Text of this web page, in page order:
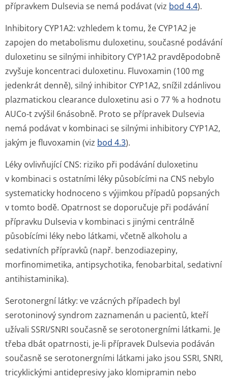
přípravkem Dulsevia se nemá podávat (viz bod 4.4).
Inhibitory CYP1A2: vzhledem k tomu, že CYP1A2 je
zapojen do metabolismu duloxetinu, současné podávání
duloxetinu se silnými inhibitory CYP1A2 pravděpodobně
zvyšuje koncentraci duloxetinu. Fluvoxamin (100 mg
jedenkrát denně), silný inhibitor CYP1A2, snížil zdánlivou
plazmatickou clearance duloxetinu asi o 77 % a hodnotu
AUCo-t zvýšil 6násobně. Proto se přípravek Dulsevia
nemá podávat v kombinaci se silnými inhibitory CYP1A2,
jakým je fluvoxamin (viz bod 4.3).
Léky ovlivňující CNS: riziko při podávání duloxetinu
v kombinaci s ostatními léky působícími na CNS nebylo
systematicky hodnoceno s výjimkou případů popsaných
v tomto bodě. Opatrnost se doporučuje při podávání
přípravku Dulsevia v kombinaci s jinými centrálně
působícími léky nebo látkami, včetně alkoholu a
sedativních přípravků (např. benzodiazepiny,
morfinomimetika, antipsychotika, fenobarbital, sedativní
antihistaminika).
Serotonergní látky: ve vzácných případech byl
serotoninový syndrom zaznamenán u pacientů, kteří
užívali SSRI/SNRI současně se serotonergními látkami. Je
třeba dbát opatrnosti, je-li přípravek Dulsevia podáván
současně se serotonergními látkami jako jsou SSRI, SNRI,
tricyklickými antidepresivy jako klomipramin nebo